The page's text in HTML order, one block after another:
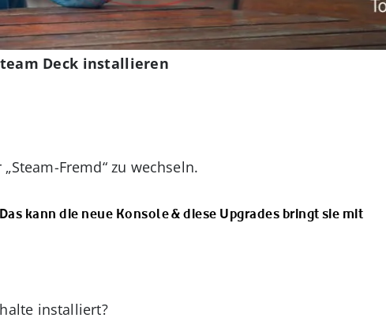
Deck installieren
Fremd“ zu wechseln.
kann die neue Konsole & diese Upgrades bringt sie mit
installiert?